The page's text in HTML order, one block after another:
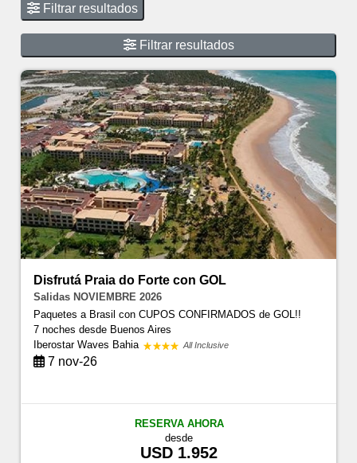
Filtrar resultados
Filtrar resultados
Disfrutá Praia do Forte con GOL
Salidas NOVIEMBRE 2026
Paquetes a Brasil con CUPOS CONFIRMADOS de GOL!!
7 nochesdesde Buenos Aires
Iberostar Waves Bahia
All Inclusive
7 nov-26
RESERVA AHORA
desde
USD 1.952